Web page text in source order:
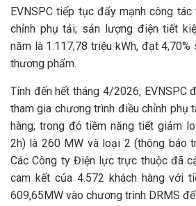
EVNSPC tiếp tục đẩy mạnh công
chỉnh phụ tải; sản lượng điện tiết
năm là 1.117,78 triệu kWh, đạt
thương phẩm.
Tính đến hết tháng 4/2026, EVNSPC
tham gia chương trình điều chỉnh phụ
hàng; trong đó tiềm năng tiết giảm
2h) là 260 MW và loại 2 (thông báo
Các Công ty Điện lực trực thuộc đã
cam kết của 4.572 khách hàng với
609,65MW vào chương trình DRMS